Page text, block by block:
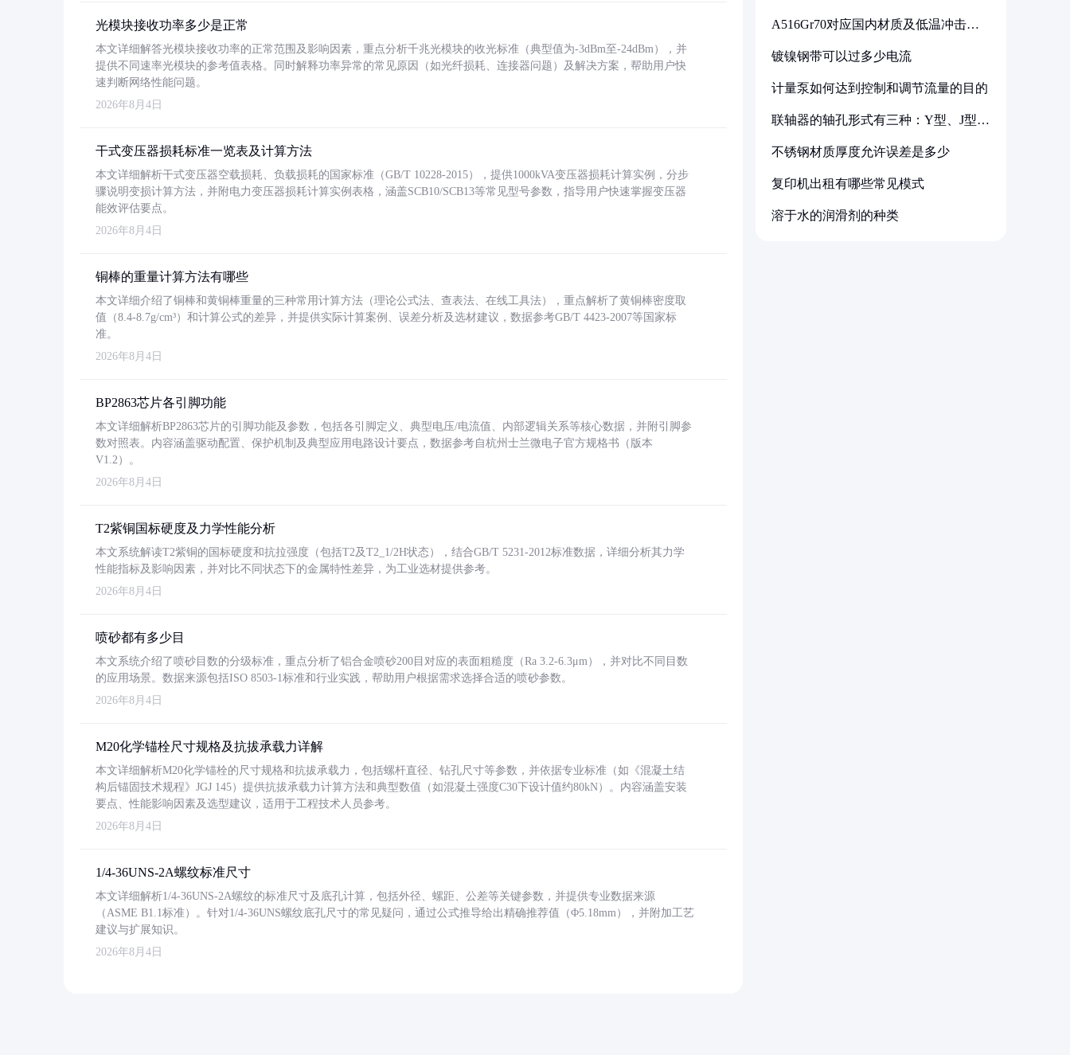
光模块接收功率多少是正常
本文详细解答光模块接收功率的正常范围及影响因素，重点分析千兆光模块的收光标准（典型值为-3dBm至-24dBm），并
提供不同速率光模块的参考值表格。同时解释功率异常的常见原因（如光纤损耗、连接器问题）及解决方案，帮助用户快
速判断网络性能问题。
2026年8月4日
干式变压器损耗标准一览表及计算方法
本文详细解析干式变压器空载损耗、负载损耗的国家标准（GB/T 10228-2015），提供1000kVA变压器损耗计算实例，分步
骤说明变损计算方法，并附电力变压器损耗计算实例表格，涵盖SCB10/SCB13等常见型号参数，指导用户快速掌握变压器
能效评估要点。
2026年8月4日
铜棒的重量计算方法有哪些
本文详细介绍了铜棒和黄铜棒重量的三种常用计算方法（理论公式法、查表法、在线工具法），重点解析了黄铜棒密度取
值（8.4-8.7g/cm³）和计算公式的差异，并提供实际计算案例、误差分析及选材建议，数据参考GB/T 4423-2007等国家标
准。
2026年8月4日
BP2863芯片各引脚功能
本文详细解析BP2863芯片的引脚功能及参数，包括各引脚定义、典型电压/电流值、内部逻辑关系等核心数据，并附引脚参
数对照表。内容涵盖驱动配置、保护机制及典型应用电路设计要点，数据参考自杭州士兰微电子官方规格书（版本
V1.2）。
2026年8月4日
T2紫铜国标硬度及力学性能分析
本文系统解读T2紫铜的国标硬度和抗拉强度（包括T2及T2_1/2H状态），结合GB/T 5231-2012标准数据，详细分析其力学
性能指标及影响因素，并对比不同状态下的金属特性差异，为工业选材提供参考。
2026年8月4日
喷砂都有多少目
本文系统介绍了喷砂目数的分级标准，重点分析了铝合金喷砂200目对应的表面粗糙度（Ra 3.2-6.3μm），并对比不同目数
的应用场景。数据来源包括ISO 8503-1标准和行业实践，帮助用户根据需求选择合适的喷砂参数。
2026年8月4日
M20化学锚栓尺寸规格及抗拔承载力详解
本文详细解析M20化学锚栓的尺寸规格和抗拔承载力，包括螺杆直径、钻孔尺寸等参数，并依据专业标准（如《混凝土结
构后锚固技术规程》JGJ 145）提供抗拔承载力计算方法和典型数值（如混凝土强度C30下设计值约80kN）。内容涵盖安装
要点、性能影响因素及选型建议，适用于工程技术人员参考。
2026年8月4日
1/4-36UNS-2A螺纹标准尺寸
本文详细解析1/4-36UNS-2A螺纹的标准尺寸及底孔计算，包括外径、螺距、公差等关键参数，并提供专业数据来源
（ASME B1.1标准）。针对1/4-36UNS螺纹底孔尺寸的常见疑问，通过公式推导给出精确推荐值（Φ5.18mm），并附加工艺
建议与扩展知识。
2026年8月4日
A516Gr70对应国内材质及低温冲击要
镀镍钢带可以过多少电流
计量泵如何达到控制和调节流量的目的
联轴器的轴孔形式有三种：Y型、J型、
不锈钢材质厚度允许误差是多少
复印机出租有哪些常见模式
溶于水的润滑剂的种类